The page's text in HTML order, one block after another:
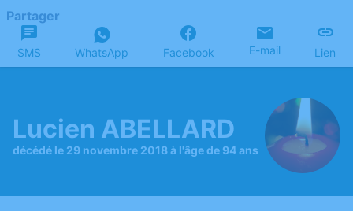
Partager
SMS WhatsApp Facebook E-mail Lien
Lucien ABELLARD
décédé le 29 novembre 2018 à l'âge de 94 ans